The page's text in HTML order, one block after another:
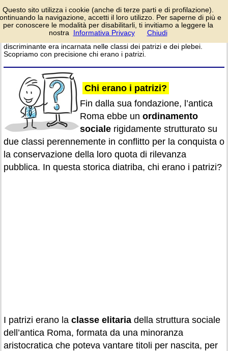
La distinzione tra
ricchi e poveri dei
membri di una società
civile è vecchia come il mondo.
Al tempo dell’antica Roma, tale
discriminante era incarnata nelle classi dei patrizi e dei plebei.
Scopriamo con precisione chi erano i patrizi.
Chi erano i patrizi?
Fin dalla sua fondazione, l’antica
Roma ebbe un ordinamento
sociale rigidamente strutturato su
due classi perennemente in conflitto per la conquista o
la conservazione della loro quota di rilevanza
pubblica. In questa storica diatriba, chi erano i patrizi?
I patrizi erano la classe elitaria della struttura sociale
dell’antica Roma, formata da una minoranza
aristocratica che poteva vantare titoli per nascita, per
Questo sito utilizza i cookie (anche di terze parti e di profilazione).
la navigazione, accetti il loro utilizzo. Per saperne di più e
per conoscere le modalità per disabilitarli, ti invitiamo a leggere la
nostra
Informativa Privacy Chiudi